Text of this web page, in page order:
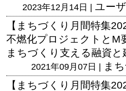
2023年12月14日 | ユー
【まちづくり月間特集
不燃化プロジェクトとM
まちづくり支える融資
2021年09月07日 | ま
【まちづくり月間特集